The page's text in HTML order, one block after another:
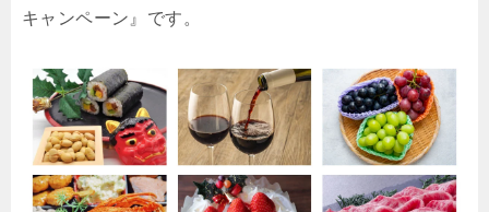
キャンペーン』です。